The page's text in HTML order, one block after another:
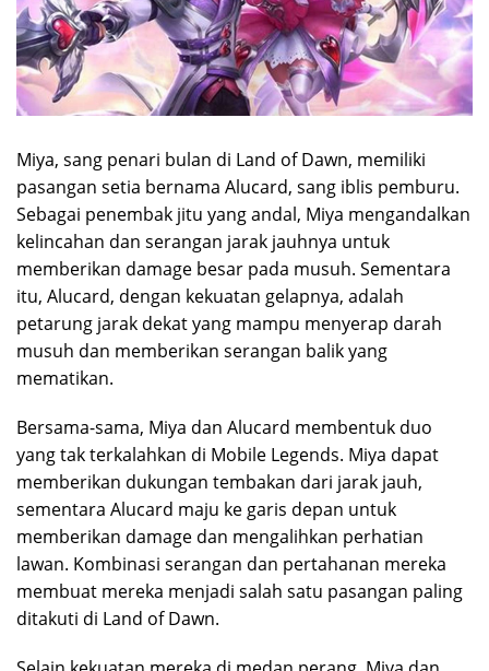
Miya, sang penari bulan di Land of Dawn, memiliki
pasangan setia bernama Alucard, sang iblis pemburu.
Sebagai penembak jitu yang andal, Miya mengandalkan
kelincahan dan serangan jarak jauhnya untuk
memberikan damage besar pada musuh. Sementara
itu, Alucard, dengan kekuatan gelapnya, adalah
petarung jarak dekat yang mampu menyerap darah
musuh dan memberikan serangan balik yang
mematikan.
Bersama-sama, Miya dan Alucard membentuk duo
yang tak terkalahkan di Mobile Legends. Miya dapat
memberikan dukungan tembakan dari jarak jauh,
sementara Alucard maju ke garis depan untuk
memberikan damage dan mengalihkan perhatian
lawan. Kombinasi serangan dan pertahanan mereka
membuat mereka menjadi salah satu pasangan paling
ditakuti di Land of Dawn.